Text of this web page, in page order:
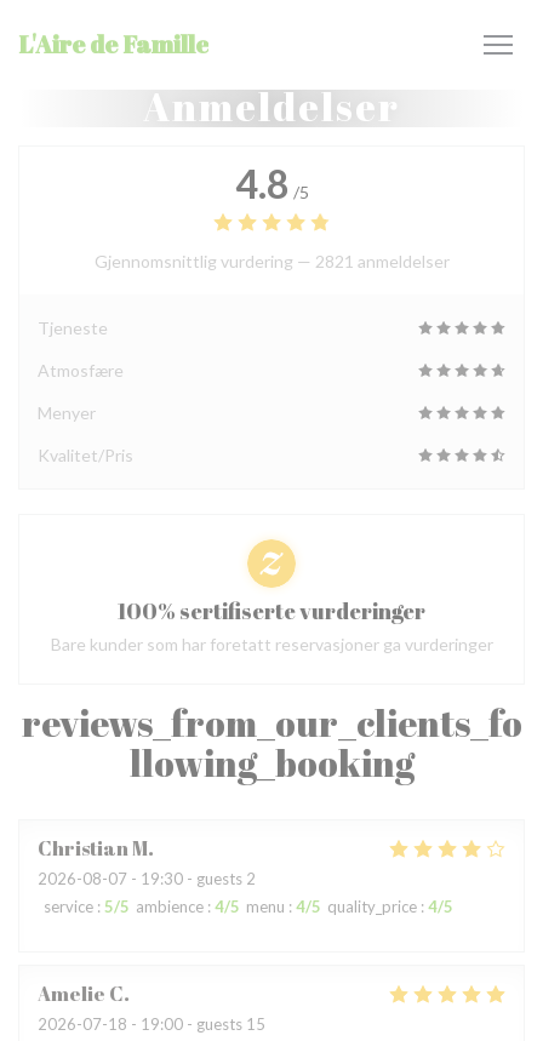
L'Aire de Famille
Anmeldelser
reviews_from_our_clients_fo
llowing_booking
ChristianM
2026-08-07 - 19:30 - guests 2
service : 5/5 ambience : 4/5 menu : 4/5 quality_price : 4/5
Amelie C
2026-07-18 - 19:00 - guests 15
4.8 /5
Gjennomsnittlig vurdering — 2821 anmeldelser
Tjeneste
Atmosfære
Menyer
Kvalitet/Pris
100% sertifiserte vurderinger
Bare kunder som har foretatt reservasjoner ga vurderinger